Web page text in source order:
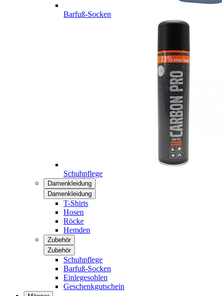
Barfuß-Socken
Schuhpflege
Damenkleidung
Damenkleidung
T-Shirts
Hosen
Röcke
Hemden
Zubehör
Zubehör
Schuhpflege
Barfuß-Socken
Einlegesohlen
Geschenkgutschein